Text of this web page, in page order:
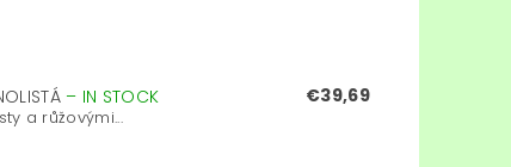
– IN STOCK
a růžovými...
€39,69